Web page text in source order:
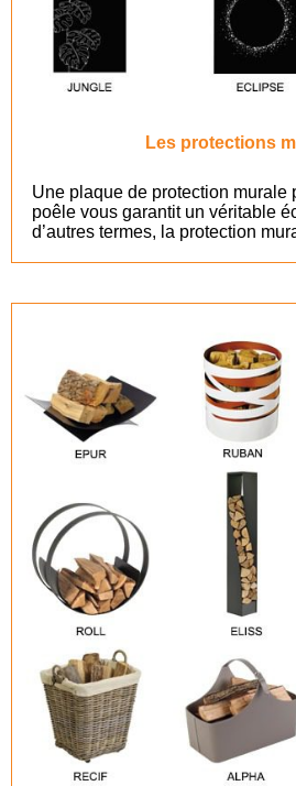
Les protections
Une plaque de protection murale
poêle vous garantit un véritable
d’autres termes, la protection